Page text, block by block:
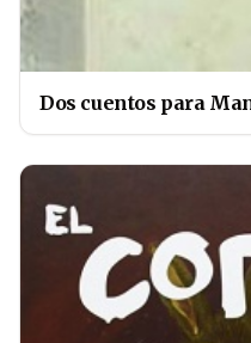
Dos cuentos para